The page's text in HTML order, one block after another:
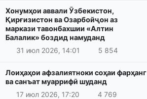
Хонумҳои аввали Ӯзбекистон,
Қирғизистон ва Озарбойҷон аз
маркази тавонбахшии «Алтин
Балалик» боздид намуданд
31 июл 2026, 14:01
5 854
Лоиҳаҳои афзалиятноки соҳаи фарҳанг
ва санъат муаррифӣ шуданд
17 июл 2026, 17:20
4 769